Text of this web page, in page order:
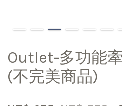
Outlet-多功能
(不完美商品)